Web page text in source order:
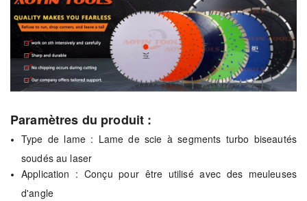
Paramètres du produit :
Type de lame : Lame de scie à segments turbo biseautés
soudés au laser
Application : Conçu pour être utilisé avec des meuleuses
d'angle